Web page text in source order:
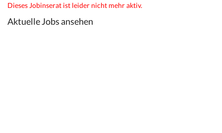
Dieses Jobinserat ist leider nicht mehr aktiv.
Aktuelle Jobs ansehen